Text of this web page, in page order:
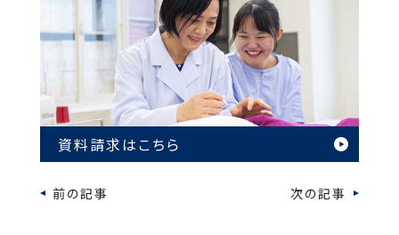
資料請求はこちら
前の記事 次の記事